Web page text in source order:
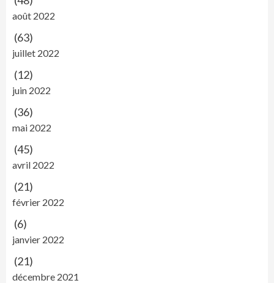
août 2022
(63)
juillet 2022
(12)
juin 2022
(36)
mai 2022
(45)
avril 2022
(21)
février 2022
(6)
janvier 2022
(21)
décembre 2021